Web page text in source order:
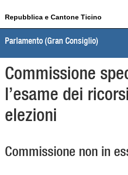
Repubblica e Cantone Ticino
Parlamento (Gran Consiglio)
Commissione
l’esame dei
elezioni
Commissione non in